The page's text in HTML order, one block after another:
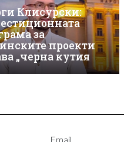
Клисурски:
за
проекти
„черна кутия
Email